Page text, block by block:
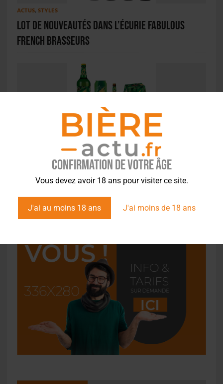
Confirmation de votre âge
Vous devez avoir 18 ans pour visiter ce site.
J'ai au moins 18 ans J'ai moins de 18 ans
ACTUS, STYLES
Lot de nouveautés dans l’écurie Fabulous
French Brasseurs
STYLES
Meteor Pils se refait une beauté pour mieux
affirmer son héritage